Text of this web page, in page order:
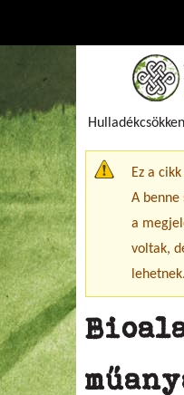
Ez a
A
a
voltak,
lehetnek.